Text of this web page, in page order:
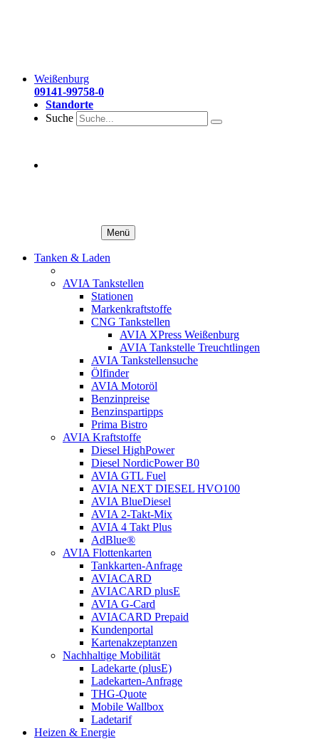
Weißenburg
09141-99758-0
Standorte
Suche
Menü
Tanken & Laden
AVIA Tankstellen
Stationen
Markenkraftstoffe
CNG Tankstellen
AVIA XPress Weißenburg
AVIA Tankstelle Treuchtlingen
AVIA Tankstellensuche
Ölfinder
AVIA Motoröl
Benzinpreise
Benzinspartipps
Prima Bistro
AVIA Kraftstoffe
Diesel HighPower
Diesel NordicPower B0
AVIA GTL Fuel
AVIA NEXT DIESEL HVO100
AVIA BlueDiesel
AVIA 2-Takt-Mix
AVIA 4 Takt Plus
AdBlue®
AVIA Flottenkarten
Tankkarten-Anfrage
AVIACARD
AVIACARD plusE
AVIA G-Card
AVIACARD Prepaid
Kundenportal
Kartenakzeptanzen
Nachhaltige Mobilität
Ladekarte (plusE)
Ladekarten-Anfrage
THG-Quote
Mobile Wallbox
Ladetarif
Heizen & Energie